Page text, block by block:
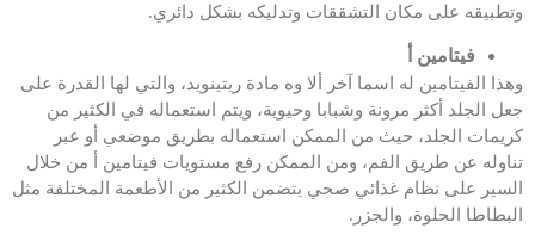
وتطبيقه على مكان التشققات وتدليكه بشكل دائري.
فيتامين أ
وهذا الفيتامين له اسما آخر ألا وه مادة ريتينويد، والتي لها القدرة على
جعل الجلد أكثر مرونة وشبابا وحيوية، ويتم استعماله في الكثير من
كريمات الجلد، حيث من الممكن استعماله بطريق موضعي أو عبر
تناوله عن طريق الفم، ومن الممكن رفع مستويات فيتامين أ من خلال
السير على نظام غذائي صحي يتضمن الكثير من الأطعمة المختلفة مثل
البطاطا الحلوة، والجزر.